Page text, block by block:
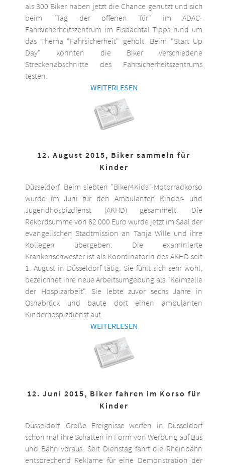
als 300 Biker haben jetzt die Chance genutzt und sich
beim "Tag der offenen Tür" im ADAC-
Fahrsicherheitszentrum im Elsbachtal Tipps rund um
das Thema "Fahrsicherheit" geholt. Beim "Start Up
Day" konnten die Biker verschiedene
Streckenabschnitte des Fahrsicherheitszentrums
testen.
WEITERLESEN
12. August 2015, Biker sammeln für
Kinder
Düsseldorf. Beim siebten "Biker4Kids"-Motorradkorso
wurde im Juni für den Ambulanten Kinder- und
Jugendhospizdienst (AKHD) gesammelt. Die
Rekordsumme von 62 000 Euro wurde jetzt im Saal der
evangelischen Stadtmission an Tanja Wille und ihre
Kollegen übergeben. Die examinierte
Krankenschwester ist als Koordinatorin des AKHD seit
1. August in Düsseldorf tätig. Sie fühlt sich sehr wohl,
bezeichnet ihre neue Arbeitsumgebung als "Keimzelle
der Hospizarbeit". Sie lebte zuvor sechs Jahre in
Osnabrück und baute dort einen ambulanten
Kinderhospizdienst auf.
WEITERLESEN
12. Juni 2015, Biker fahren im Korso für
Kinder
Düsseldorf. Große Ereignisse werfen in Düsseldorf
schon mal ihre Schatten in Form von Werbung auf Bus
und Bahn voraus. Seit Dienstag fährt die Rheinbahn
entsprechend Reklame für eine Demonstration der